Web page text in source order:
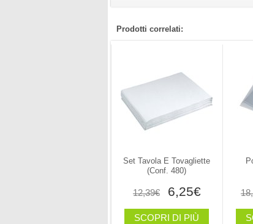
Prodotti correlati:
Set Tavola E Tovagliette
(conf. 480)
12,39€ 6,25€
SCOPRI DI PIÙ